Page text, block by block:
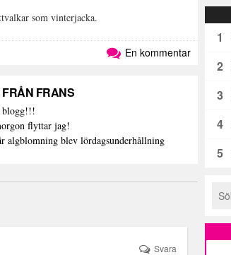
som vinterjacka.
En kommentar
FRANS
blogg!!!
flyttar jag!
algblomning blev lördagsunderhållning
Svara
1
2
3
4
5